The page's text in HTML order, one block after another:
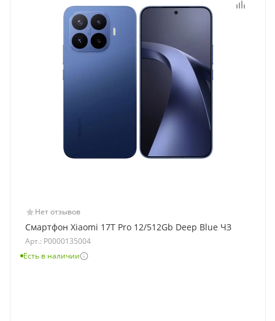
Нет отзывов
Смартфон Xiaomi 17T Pro 12/512Gb Deep Blue ЧЗ
Арт.: Р0000135004
Есть в наличии